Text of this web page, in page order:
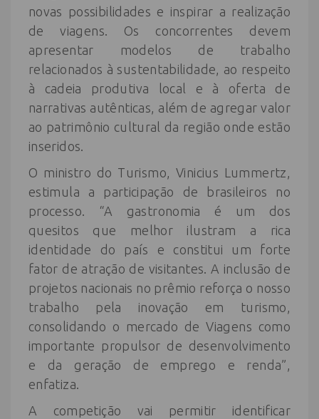
novas possibilidades e inspirar a realização
de viagens. Os concorrentes devem
apresentar modelos de trabalho
relacionados à sustentabilidade, ao respeito
à cadeia produtiva local e à oferta de
narrativas autênticas, além de agregar valor
ao patrimônio cultural da região onde estão
inseridos.
O ministro do Turismo, Vinicius Lummertz,
estimula a participação de brasileiros no
processo. “A gastronomia é um dos
quesitos que melhor ilustram a rica
identidade do país e constitui um forte
fator de atração de visitantes. A inclusão de
projetos nacionais no prêmio reforça o nosso
trabalho pela inovação em turismo,
consolidando o mercado de Viagens como
importante propulsor de desenvolvimento
e da geração de emprego e renda”,
enfatiza.
A competição vai permitir identificar